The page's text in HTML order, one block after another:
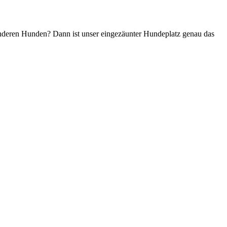
Hunden? Dann ist unser eingezäunter Hundeplatz genau das